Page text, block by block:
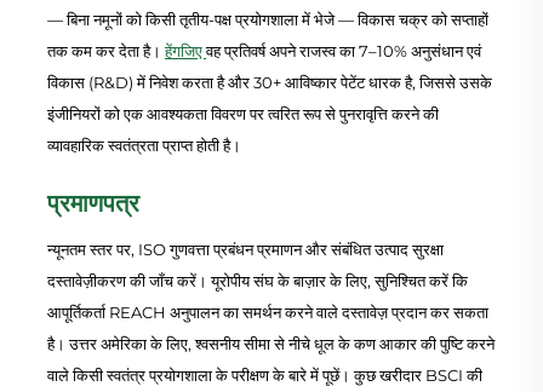
— बिना नमूनों को किसी तृतीय-पक्ष प्रयोगशाला में भेजे — विकास चक्र को सप्ताहों
तक कम कर देता है।हेंगजिएवह प्रतिवर्ष अपने राजस्व का 7–10% अनुसंधान एवं
विकास (R&D) में निवेश करता है और 30+ आविष्कार पेटेंट धारक है, जिससे उसके
इंजीनियरों को एक आवश्यकता विवरण पर त्वरित रूप से पुनरावृत्ति करने की
व्यावहारिक स्वतंत्रता प्राप्त होती है।
प्रमाणपत्र
न्यूनतम स्तर पर, ISO गुणवत्ता प्रबंधन प्रमाणन और संबंधित उत्पाद सुरक्षा
दस्तावेज़ीकरण की जाँच करें। यूरोपीय संघ के बाज़ार के लिए, सुनिश्चित करें कि
आपूर्तिकर्ता REACH अनुपालन का समर्थन करने वाले दस्तावेज़ प्रदान कर सकता
है। उत्तर अमेरिका के लिए, श्वसनीय सीमा से नीचे धूल के कण आकार की पुष्टि करने
वाले किसी स्वतंत्र प्रयोगशाला के परीक्षण के बारे में पूछें। कुछ खरीदार BSCI की